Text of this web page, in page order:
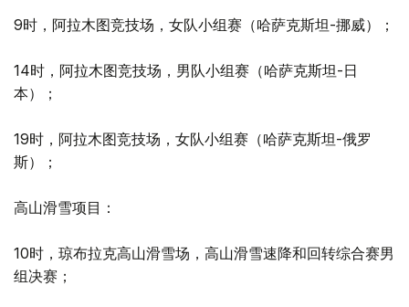
9时，阿拉木图竞技场，女队小组赛（哈萨克斯坦-挪威）；
14时，阿拉木图竞技场，男队小组赛（哈萨克斯坦-日
本）；
19时，阿拉木图竞技场，女队小组赛（哈萨克斯坦-俄罗
斯）；
高山滑雪项目：
10时，琼布拉克高山滑雪场，高山滑雪速降和回转综合赛男
组决赛；